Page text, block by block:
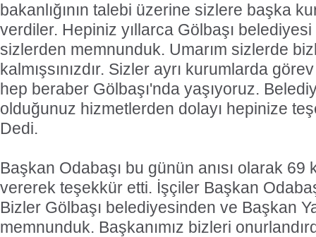
bakanlığının talebi üzerine sizlere başka
verdiler. Hepiniz yıllarca Gölbaşı belediyesi
sizlerden memnunduk. Umarım sizlerde
kalmışsınızdır. Sizler ayrı kurumlarda
hep beraber Gölbaşı'nda yaşıyoruz.
olduğunuz hizmetlerden dolayı hepinize
Dedi.
Başkan Odabaşı bu günün anısı olarak
vererek teşekkür etti. İşçiler Başkan
Bizler Gölbaşı belediyesinden ve Başkan
memnunduk. Başkanımız bizleri